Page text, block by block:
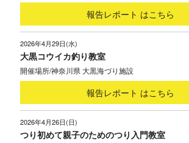
報告レポート はこちら
2026年4月29日(水)
大黒コウイカ釣り教室
神奈川県 大黒海づり施設
報告レポート はこちら
2026年4月26日(日)
つり初めて親子のためのつり入門教室